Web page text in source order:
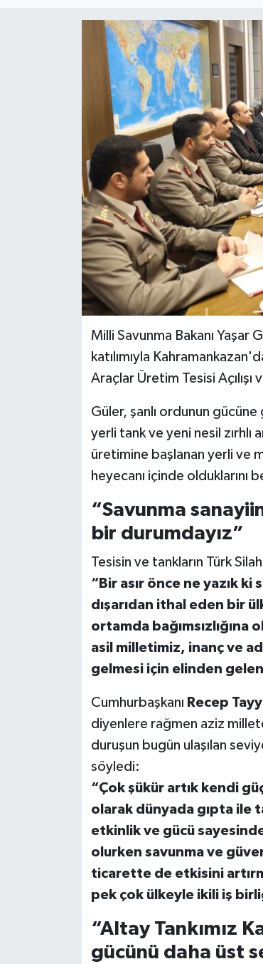
Milli Savunma Bakanı Yaşar
katılımıyla
Araçlar Üretim Tesisi
Güler, şanlı ordunun
yerli tank ve yeni nesil zırhlı
üretimine başlanan yerli ve
heyecanı içinde olduklarını
“Savunma
bir durumdayız”
Tesisin ve tankların Türk
“Bir asır önce ne yazık ki
dışarıdan ithal eden bir
ortamda
asil milletimiz, inanç ve
gelmesi için elinden
Cumhurbaşkanı Recep
diyenlere rağmen aziz
duruşun bugün ulaşılan
söyledi:
“Çok şükür artık kendi
olarak dünyada gıpta ile
etkinlik ve gücü
olurken savunma ve
ticarette de etkisini
pek çok ülkeyle ikili iş
“Altay Tankımız
gücünü daha üst